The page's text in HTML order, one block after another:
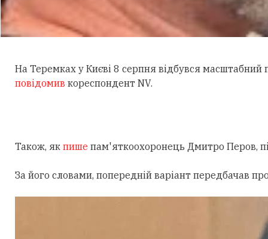
На Теремках у Києві 8 серпня відбувся масштабний
повідомив кореспондент NV.
Також, як пише пам'яткоохоронець Дмитро Перов,
За його словами, попередній варіант передбачав